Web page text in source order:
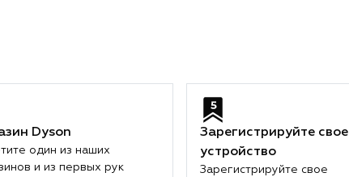
Dyson
один из наших
и из первых рук
Зарегистрируйте свое
устройство
Зарегистрируйте свое